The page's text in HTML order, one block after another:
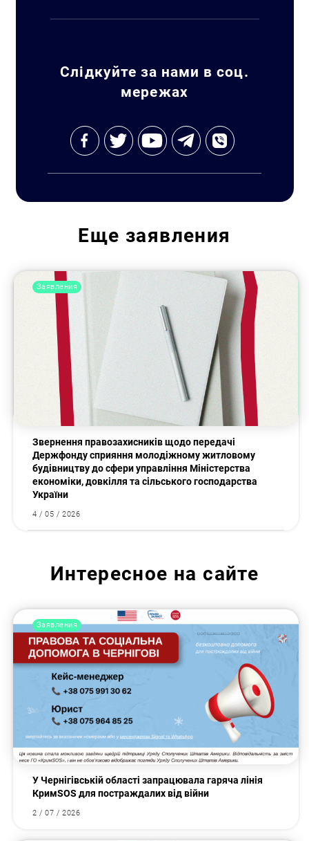
Слідкуйте за нами в соц.
мережах
Еще заявления
Заявления
Звернення правозахисників щодо передачі
Держфонду сприяння молодіжному житловому
будівництву до сфери управління Міністерства
економіки, довкілля та сільського господарства
України
4 / 05 / 2026
Интересное на сайте
Заявления
У Чернігівській області запрацювала гаряча лінія
КримSOS для постраждалих від війни
2 / 07 / 2026